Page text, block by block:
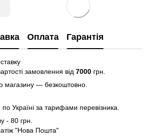
Оплата Гарантія
замовлення від 7000 грн.
магазину — безкоштовно.
Україні за тарифами перевізника.
- 80 грн.
"Нова Пошта"